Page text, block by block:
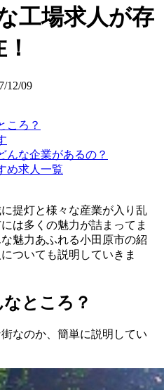
工場求人が存
12/09
ころ？
んな企業があるの？
め求人一覧
提灯と様々な産業が入り乱
は多くの魅力が詰まってま
魅力あふれる小田原市の紹
ついても説明していきま
ところ？
なのか、簡単に説明してい